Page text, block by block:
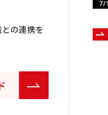
の連携を